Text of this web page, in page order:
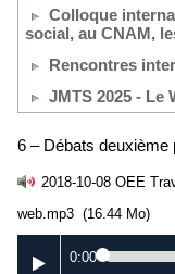
Colloque
social, au CNAM,
Rencontres
JMTS 2025 - Le
6 – Débats deuxième
2018-10-08 OEE
web.mp3 (16.44 Mo)
0:00